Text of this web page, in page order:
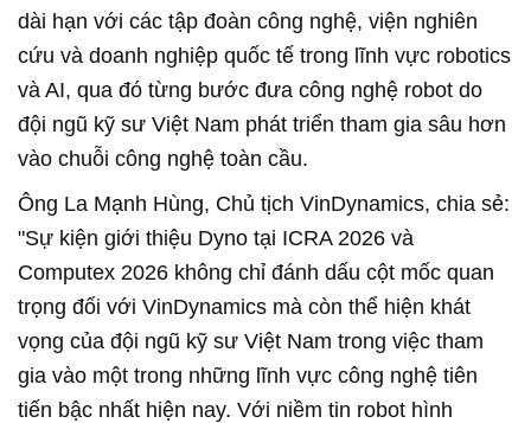
dài hạn với các tập đoàn công nghệ, viện nghiên
cứu và doanh nghiệp quốc tế trong lĩnh vực robotics
và AI, qua đó từng bước đưa công nghệ robot do
đội ngũ kỹ sư Việt Nam phát triển tham gia sâu hơn
vào chuỗi công nghệ toàn cầu.
Ông La Mạnh Hùng, Chủ tịch VinDynamics, chia sẻ:
"Sự kiện giới thiệu Dyno tại ICRA 2026 và
Computex 2026 không chỉ đánh dấu cột mốc quan
trọng đối với VinDynamics mà còn thể hiện khát
vọng của đội ngũ kỹ sư Việt Nam trong việc tham
gia vào một trong những lĩnh vực công nghệ tiên
tiến bậc nhất hiện nay. Với niềm tin robot hình